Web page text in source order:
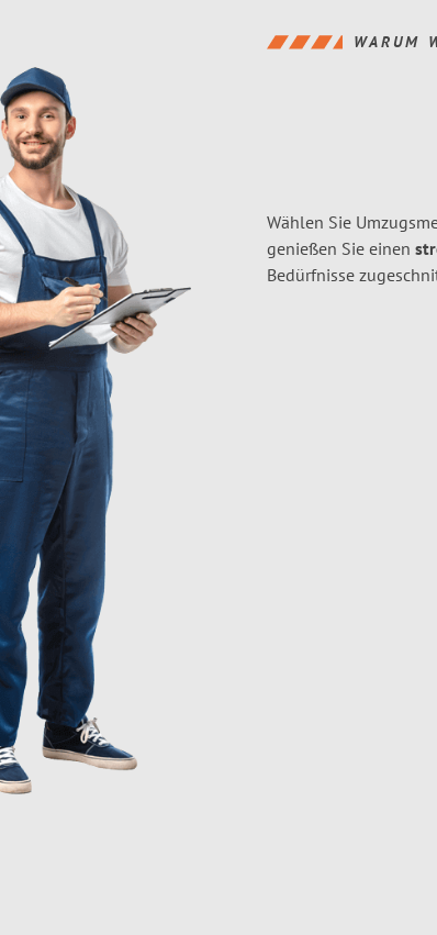
WARUM
Wählen Sie
genießen Sie einen
Bedürfnisse